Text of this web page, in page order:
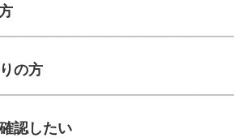
の方
認したい